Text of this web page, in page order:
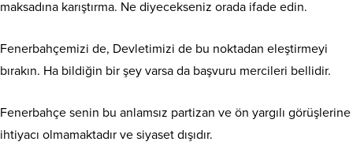
maksadına karıştırma. Ne diyecekseniz orada ifade edin.
Fenerbahçemizi de, Devletimizi de bu noktadan eleştirmeyi
bırakın. Ha bildiğin bir şey varsa da başvuru mercileri bellidir.
Fenerbahçe senin bu anlamsız partizan ve ön yargılı görüşlerine
ihtiyacı olmamaktadır ve siyaset dışıdır.